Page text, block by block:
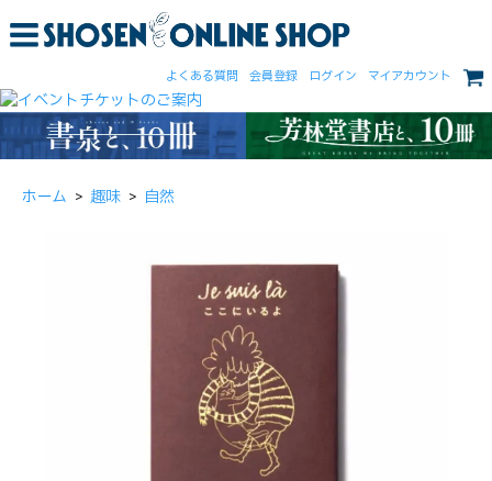
よくある質問 会員登録 ログイン マイアカウント
ホーム > 趣味 > 自然